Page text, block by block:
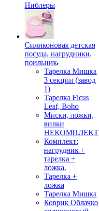
Ниблеры
Силиконовая детская
посуда, нагрудники,
поильник
Тарелка Мишка
3 секции (завод
1)
Тарелка Ficus
Leaf, Boho
Миски, ложки,
вилки
НЕКОМПЛЕКТ
Комплект:
нагрудник +
тарелка +
ложка.
Тарелка +
ложка
Тарелка Мишка
Коврик Облачко